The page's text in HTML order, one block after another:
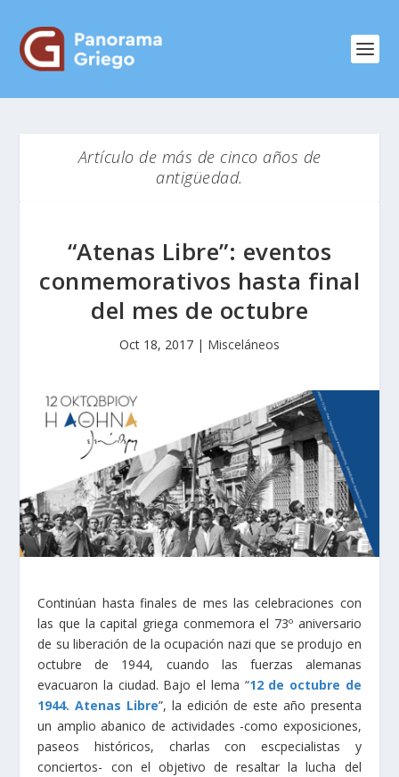
Artículo de más de cinco años de
antigüedad.
“Atenas Libre”: eventos
conmemorativos hasta final
del mes de octubre
Oct 18, 2017 | Misceláneos
Continúan hasta finales de mes las celebraciones con
las que la capital griega conmemora el 73º aniversario
de su liberación de la ocupación nazi que se produjo en
octubre de 1944, cuando las fuerzas alemanas
evacuaron la ciudad. Bajo el lema “12 de octubre de
1944. Atenas Libre”, la edición de este año presenta
un amplio abanico de actividades -como exposiciones,
paseos históricos, charlas con escpecialistas y
conciertos- con el objetivo de resaltar la lucha del